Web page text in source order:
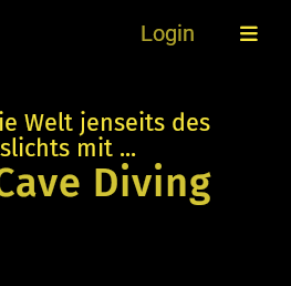
Login
Welt jenseits des
mit ...
Diving